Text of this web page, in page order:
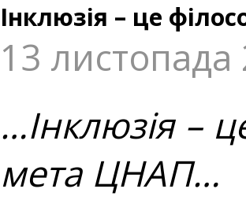
Інклюзія – це
13 листопада
…Інклюзія –
мета ЦНАП…